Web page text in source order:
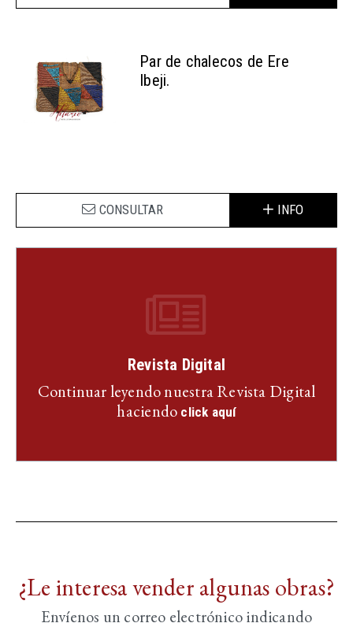
Par de chalecos de Ere
Ibeji.
CONSULTAR INFO
Revista Digital
Continuar leyendo nuestra Revista Digital
haciendo click aquí
¿Le interesa vender algunas obras?
Envíenos un correo electrónico indicando